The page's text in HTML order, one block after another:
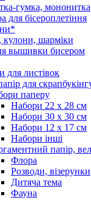
гумка, мононитка
для бісероплетіння
кулони, шарміки
вышивки бисером
для листівок
для
паперу
Набори 22 х 28 см
Набори 30 х 30 см
Набори 12 х 17 см
Набори інші
папір,
Флора
Розводи, візерунки
Дитяча тема
Фауна